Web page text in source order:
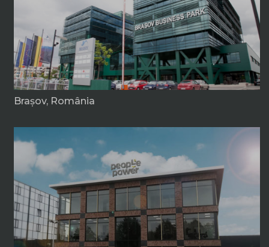
Braşov, România